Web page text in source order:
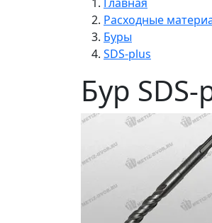
Расходные
Буры
SDS-plus
Бур